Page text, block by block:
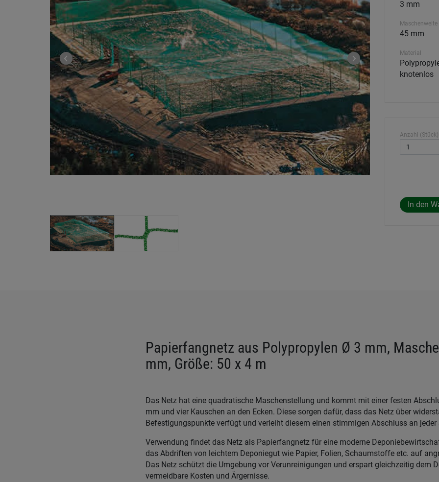
3 mm
Maschenweite
45 mm
Material
knotenlos
Anzahl
Papierfangnetz aus Polypropylen Ø 3 mm,
mm, Größe: 50 x 4 m
Das Netz hat eine quadratische Maschenstellung und kommt mit einer festen
mm und vier Kauschen an den Ecken. Diese sorgen dafür, dass das Netz über
Befestigungspunkte verfügt und verleiht diesem einen stimmigen Abschluss an jeder
Verwendung findet das Netz als Papierfangnetz für eine moderne
das Abdriften von leichtem Deponiegut wie Papier, Folien, Schaumstoffe etc. auf
Das Netz schützt die Umgebung vor Verunreinigungen und erspart gleichzeitig dem
vermeidbare Kosten und Ärgernisse.